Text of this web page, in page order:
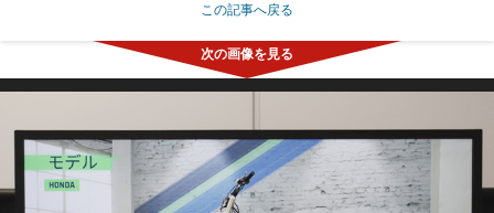
この記事へ戻る